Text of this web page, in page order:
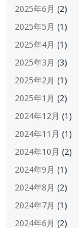
2025年6月 (2)
2025年5月 (1)
2025年4月 (1)
2025年3月 (3)
2025年2月 (1)
2025年1月 (2)
2024年12月 (1)
2024年11月 (1)
2024年10月 (2)
2024年9月 (1)
2024年8月 (2)
2024年7月 (1)
2024年6月 (2)